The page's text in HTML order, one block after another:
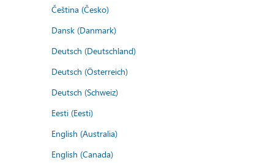
Čeština (Česko)
Dansk (Danmark)
Deutsch (Deutschland)
Deutsch (Österreich)
Deutsch (Schweiz)
Eesti (Eesti)
English (Australia)
English (Canada)